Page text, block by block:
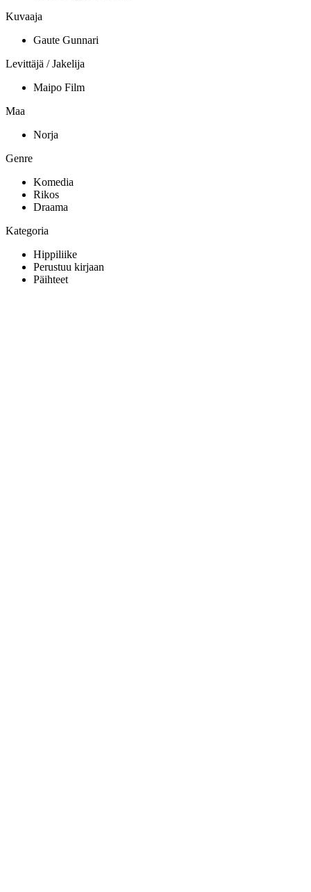
Kuvaaja
Gaute Gunnari
Levittäjä / Jakelija
Maipo Film
Maa
Norja
Genre
Komedia
Rikos
Draama
Kategoria
Hippiliike
Perustuu kirjaan
Päihteet